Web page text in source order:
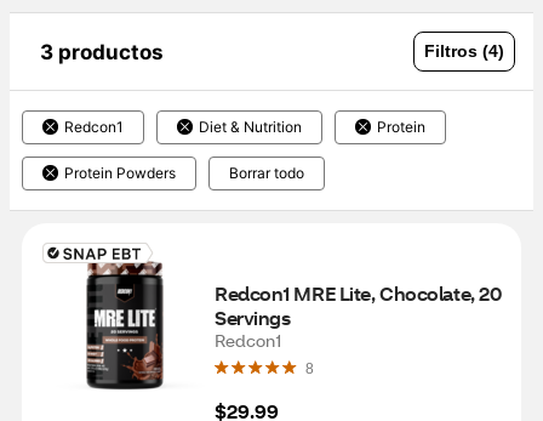
3 productos Filtros (4)
Redcon1 Diet & Nutrition Protein
Protein Powders Borrar todo
Redcon1 MRE Lite, Chocolate, 20
Servings
Redcon1
8
$29.99